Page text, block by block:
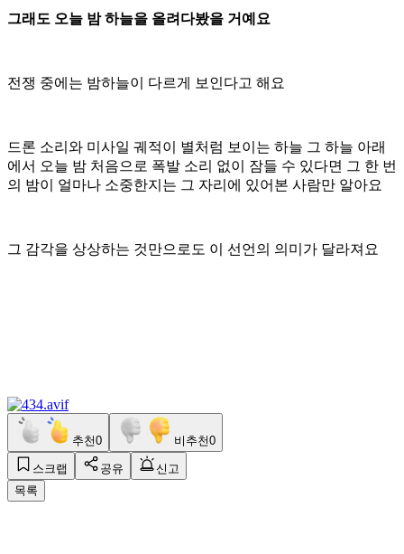
그래도 오늘 밤 하늘을 올려다봤을 거예요
전쟁 중에는 밤하늘이 다르게 보인다고 해요
드론 소리와 미사일 궤적이 별처럼 보이는 하늘 그 하늘 아래
에서 오늘 밤 처음으로 폭발 소리 없이 잠들 수 있다면 그 한 번
의 밤이 얼마나 소중한지는 그 자리에 있어본 사람만 알아요
그 감각을 상상하는 것만으로도 이 선언의 의미가 달라져요
추천0 비추천0
스크랩 공유
신고
목록